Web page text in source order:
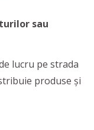
sau
lucru pe strada
produse și